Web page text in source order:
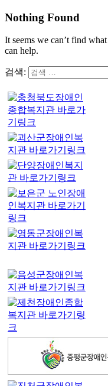
Nothing Found
It seems we can’t find
can help.
검색: